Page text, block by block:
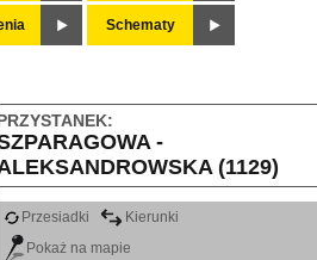
Schematy
-
(1129)
Przesiadki
Kierunki
Pokaż na mapie